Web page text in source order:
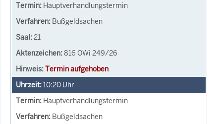
Hauptverhandlungstermin
Bußgeldsachen
21
816 OWi 249/26
Termin aufgehoben
10:20 Uhr
Hauptverhandlungstermin
Bußgeldsachen